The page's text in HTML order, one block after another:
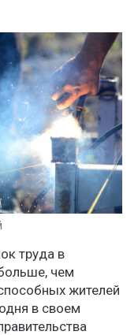
труда в
чем
жителей
в своем